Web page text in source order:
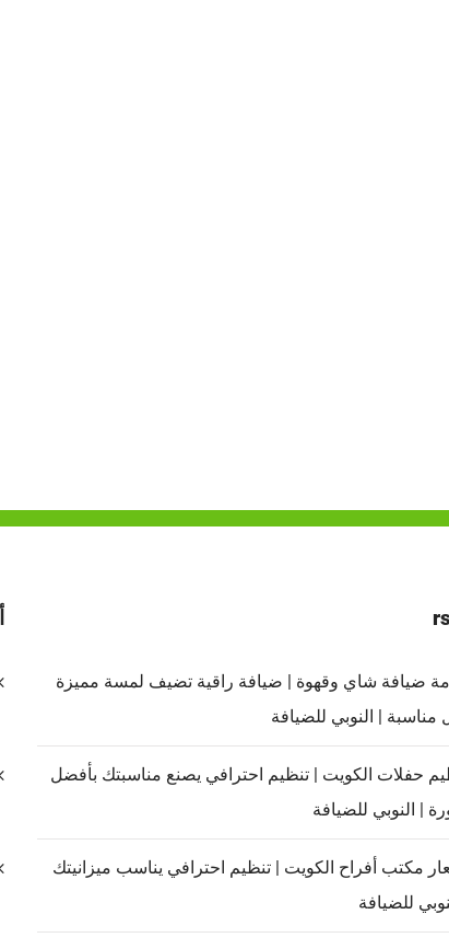
ضيافة شاي وقهوة | ضيافة راقية تضيف لمسة مميزة
مناسبة | النوبي للضيافة
حفلات الكويت | تنظيم احترافي يصنع مناسبتك بأفضل
| النوبي للضيافة
مكتب أفراح الكويت | تنظيم احترافي يناسب ميزانيتك
للضيافة